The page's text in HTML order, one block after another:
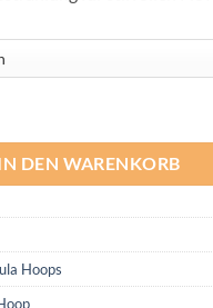
DEN WARENKORB
Hoops